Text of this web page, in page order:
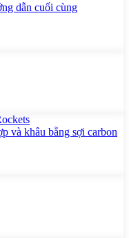
dẫn cuối cùng
và khâu bằng sợi carbon